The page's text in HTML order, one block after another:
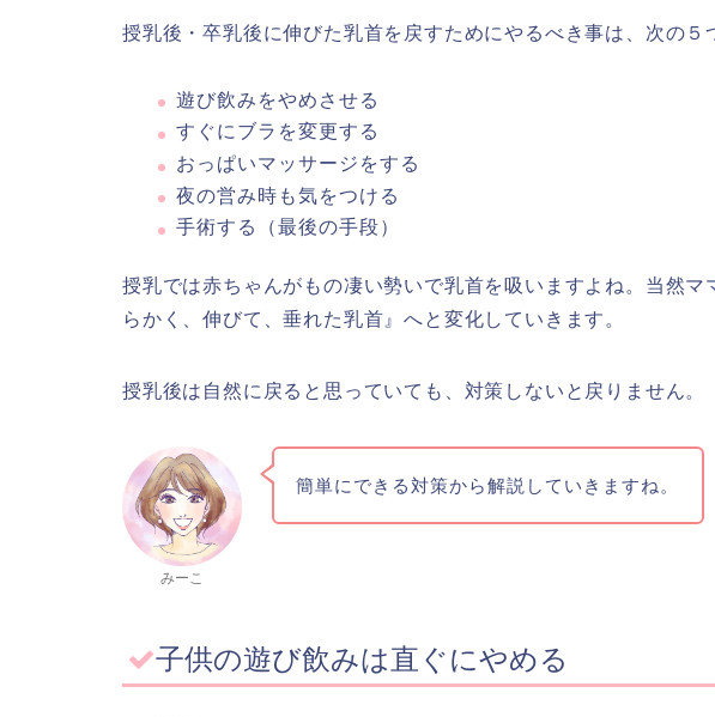
授乳後・卒乳後に伸びた乳首を戻すためにやるべき事は、次の５
遊び飲みをやめさせる
すぐにブラを変更する
おっぱいマッサージをする
夜の営み時も気をつける
手術する（最後の手段）
授乳では赤ちゃんがもの凄い勢いで乳首を吸いますよね。当然マ
らかく、伸びて、垂れた乳首』へと変化していきます。
授乳後は自然に戻ると思っていても、対策しないと戻りません。
みーこ
簡単にできる対策から解説していきますね。
子供の遊び飲みは直ぐにやめる